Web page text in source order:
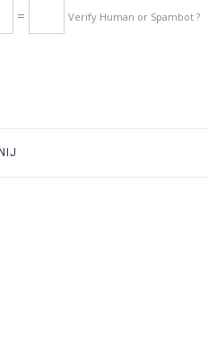
= Verify Human or Spambot ?